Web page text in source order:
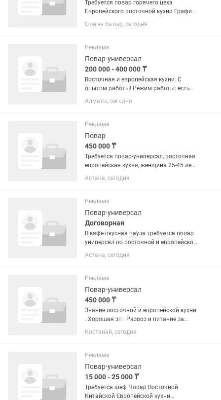
Требуется повар горячего цеха
Европейского восточной кухни График
работы 4/2 дня Оплата смена 25 000
тенге Оплата ежедневно Время работы
Отеген батыр, сегодня
Реклама
Повар-универсал
200 000 - 400 000 ₸
Восточная и европейская кухни. С
опытом работы! Режим работы: есть
дневная и ночная смены! График: 2х2,
5х2, 6х1, любой график! Оплата
качества и скорости! Готовы...
Алматы, сегодня
Реклама
Повар
450 000 ₸
Требуется повар-универсал, восточная
европейская кухня, женщина 25-45 лет,
с опытом работы, чистоплотная,
шустрая, умеющая вкусно готовить.
двое суток отдыхаете,...
Астана, сегодня
Реклама
Повар-универсал
Договорная
В кафе вкусная пауза требуется повар
универсал по восточной и европейской
кухни
Астана, сегодня
Реклама
Повар-универсал
450 000 ₸
Знание восточной и европейской кухни
. Хорошая зп . Развоз и питание за
счет предприятия . Официальное
трудоустройство .
Костанай, сегодня
Реклама
Повар-универсал
15 000 - 25 000 ₸
Требуется шеф Повар Восточной
Китайской Европейской кухни